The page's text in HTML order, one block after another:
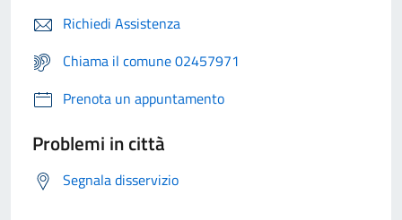
Richiedi Assistenza
Chiama il comune 02457971
Prenota un appuntamento
Problemi in città
Segnala disservizio